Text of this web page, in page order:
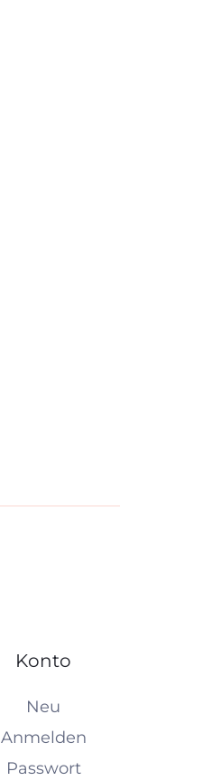
Konto
Neu
Anmelden
Passwort